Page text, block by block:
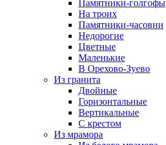
Памятники-голгофы
На троих
Памятники-часовни
Недорогие
Цветные
Маленькие
В Орехово-Зуево
Из гранита
Двойные
Горизонтальные
Вертикальные
С крестом
Из мрамора